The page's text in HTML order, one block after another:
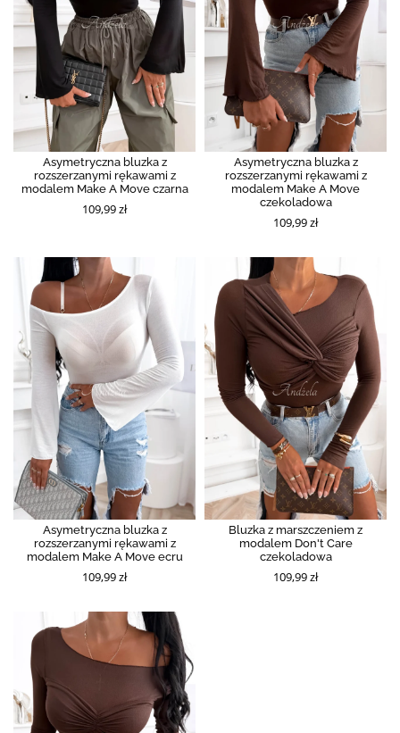
Asymetryczna bluzka z
rozszerzanymi rękawami z
modalem Make A Move czarna
109,99 zł
Asymetryczna bluzka z
rozszerzanymi rękawami z
modalem Make A Move
czekoladowa
109,99 zł
Asymetryczna bluzka z
rozszerzanymi rękawami z
modalem Make A Move ecru
109,99 zł
Bluzka z marszczeniem z
modalem Don't Care
czekoladowa
109,99 zł